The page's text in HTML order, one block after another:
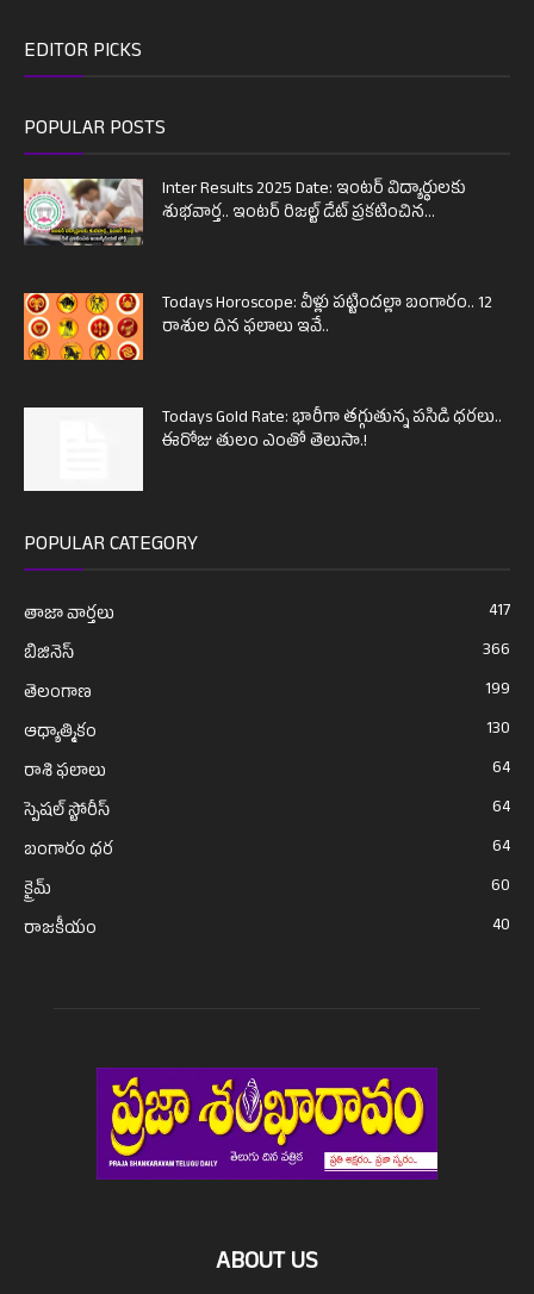
EDITOR PICKS
POPULAR POSTS
Inter Results 2025 Date: ఇంటర్ విద్యార్థులకు
శుభవార్త.. ఇంటర్ రిజల్ట్ డేట్ ప్రకటించిన...
Todays Horoscope: వీళ్లు పట్టిందల్లా బంగారం.. 12
రాశుల దిన ఫలాలు ఇవే..
Todays Gold Rate: భారీగా తగ్గుతున్న పసిడి ధరలు..
ఈరోజు తులం ఎంతో తెలుసా.!
POPULAR CATEGORY
తాజా వార్తలు
417
బిజినెస్
366
తెలంగాణ
199
ఆధ్యాత్మికం
130
రాశి ఫలాలు
64
స్పెషల్ స్టోరీస్
64
బంగారం ధర
64
క్రైమ్
60
రాజకీయం
40
ABOUT US